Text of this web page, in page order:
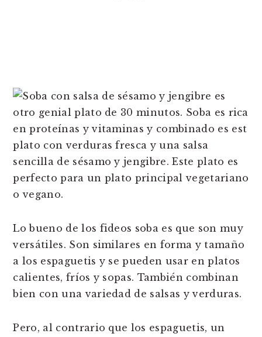
Lo bueno de los fideos soba es que son muy
versátiles. Son similares en forma y tamaño
a los espaguetis y se pueden usar en platos
calientes, fríos y sopas. También combinan
bien con una variedad de salsas y verduras.
Pero, al contrario que los espaguetis, un